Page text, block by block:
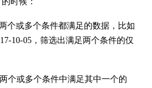
个或多个条件都满足的数据，比如
10-05，筛选出满足两个条件的仅
个或多个条件中满足其中一个的